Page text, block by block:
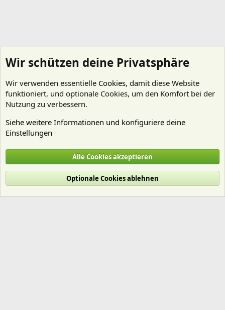
Cookies
Deutsch (Du)
Nutzungsbedingungen
Datenschutz Hilfe und Impressum
R
Wir schützen deine Privatsphäre
Wir verwenden essentielle Cookies, damit diese Website
funktioniert, und optionale Cookies, um den Komfort bei der
Nutzung zu verbessern.
Siehe weitere Informationen und konfiguriere deine
Einstellungen
Alle Cookies akzeptieren
Optionale Cookies ablehnen